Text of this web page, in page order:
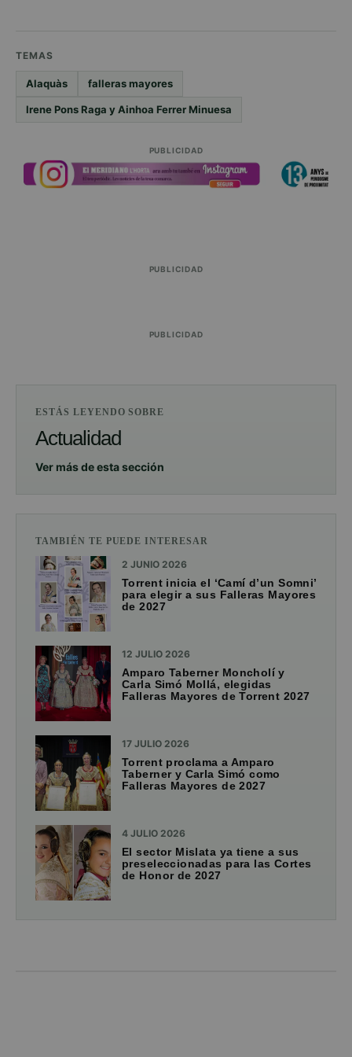
TEMAS
Alaquàs falleras mayores
Irene Pons Raga y Ainhoa Ferrer Minuesa
PUBLICIDAD
PUBLICIDAD
PUBLICIDAD
ESTÁS LEYENDO SOBRE
Actualidad
Ver más de esta sección
TAMBIÉN TE PUEDE INTERESAR
2 JUNIO 2026
Torrent inicia el ‘Camí d’un Somni’
para elegir a sus Falleras Mayores
de 2027
12 JULIO 2026
Amparo Taberner Moncholí y
Carla Simó Mollá, elegidas
Falleras Mayores de Torrent 2027
17 JULIO 2026
Torrent proclama a Amparo
Taberner y Carla Simó como
Falleras Mayores de 2027
4 JULIO 2026
El sector Mislata ya tiene a sus
preseleccionadas para las Cortes
de Honor de 2027